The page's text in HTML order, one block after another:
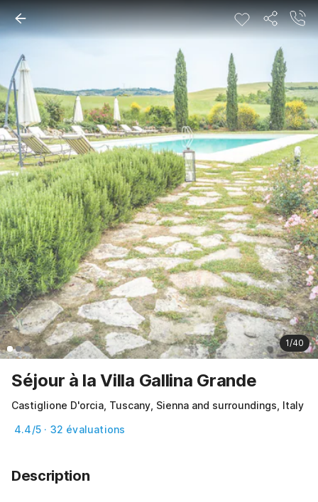
1/40
Séjour à la Villa Gallina Grande
Castiglione D'orcia, Tuscany, Sienna and surroundings, Italy
4.4/5 · 32 évaluations
Description